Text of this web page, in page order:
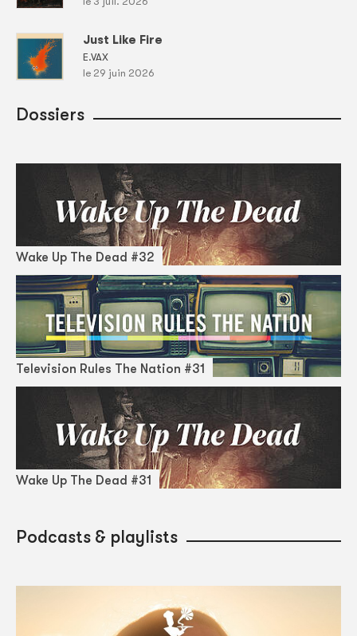
Just Like Fire
E.VAX
le 29 juin 2026
Dossiers
Wake Up The Dead #32
Television Rules The Nation #31
Wake Up The Dead #31
Podcasts & playlists